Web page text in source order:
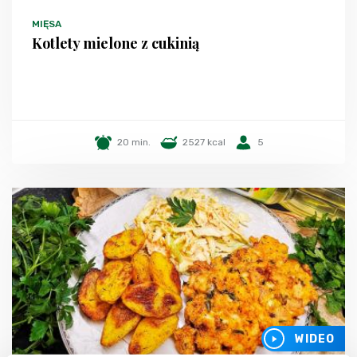
MIĘSA
Kotlety mielone z cukinią
20 min. 2527 kcal 5
WIDEO